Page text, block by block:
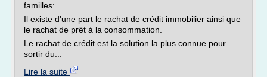
familles:
Il existe d'une part le rachat de crédit immobilier ainsi que
le rachat de prêt à la consommation.
Le rachat de crédit est la solution la plus connue pour
sortir du...
Lire la suite